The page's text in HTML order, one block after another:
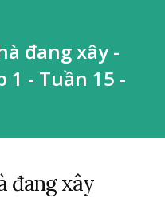
đang xây -
1 - Tuần 15 -
đang xây